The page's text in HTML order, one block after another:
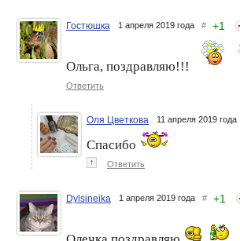
Гостюшка 1 апреля 2019 года # +1
Ольга, поздравляю!!!
Ответить
Оля Цветкова 11 апреля 2019 года
Спасибо
↑ Ответить
Dylsineika 1 апреля 2019 года # +1